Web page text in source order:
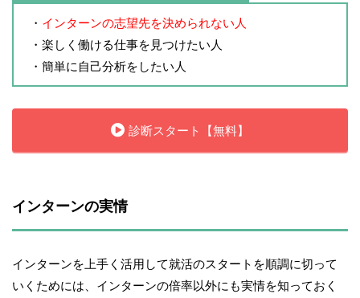
・ インターンの志望先を決められない人
・楽しく働ける仕事を見つけたい人
・簡単に自己分析をしたい人
診断スタート【無料】
インターンの実情
インターンを上手く活用して就活のスタートを順調に切って
いくためには、インターンの倍率以外にも実情を知っておく